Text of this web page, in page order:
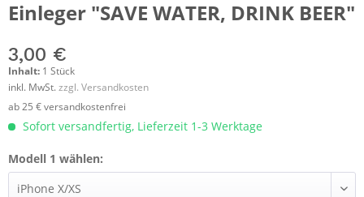
Einleger "SAVE WATER, DRINK BEER"
3,00 €
Inhalt: 1 Stück
inkl. MwSt.zzgl. Versandkosten
ab 25 € versandkostenfrei
Sofort versandfertig, Lieferzeit 1-3 Werktage
Modell 1 wählen: